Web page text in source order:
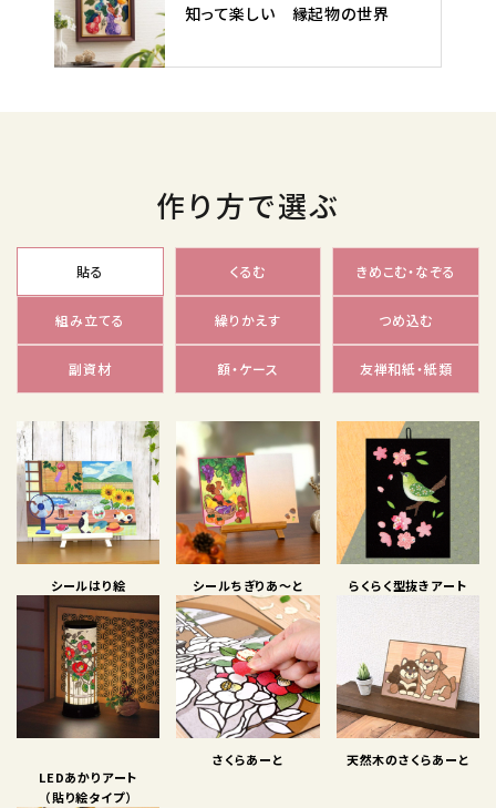
知って楽しい 縁起物の世界
作り方で選ぶ
貼る くるむ きめこむ・なぞる
組み立てる 繰りかえす つめ込む
副資材 額・ケース 友禅和紙・紙類
シールはり絵 シールちぎりあ〜と らくらく型抜きアート
LEDあかりアート
（貼り絵タイプ）
さくらあーと 天然木のさくらあーと